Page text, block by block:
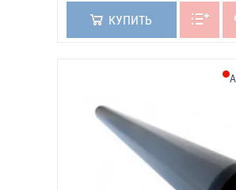
КУПИТЬ